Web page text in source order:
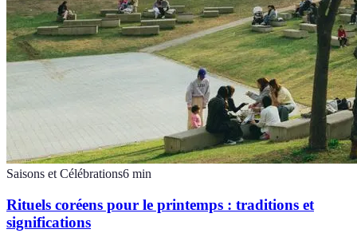
Saisons et Célébrations6 min
Rituels coréens pour le printemps : traditions et
significations